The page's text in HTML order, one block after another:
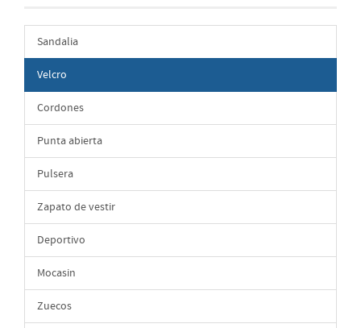
Sandalia
Velcro
Cordones
Punta abierta
Pulsera
Zapato de vestir
Deportivo
Mocasin
Zuecos